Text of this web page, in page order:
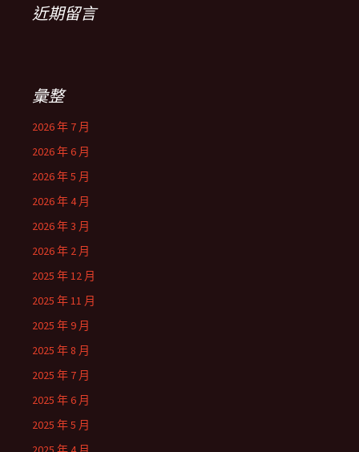
近期留言
彙整
2026 年 7 月
2026 年 6 月
2026 年 5 月
2026 年 4 月
2026 年 3 月
2026 年 2 月
2025 年 12 月
2025 年 11 月
2025 年 9 月
2025 年 8 月
2025 年 7 月
2025 年 6 月
2025 年 5 月